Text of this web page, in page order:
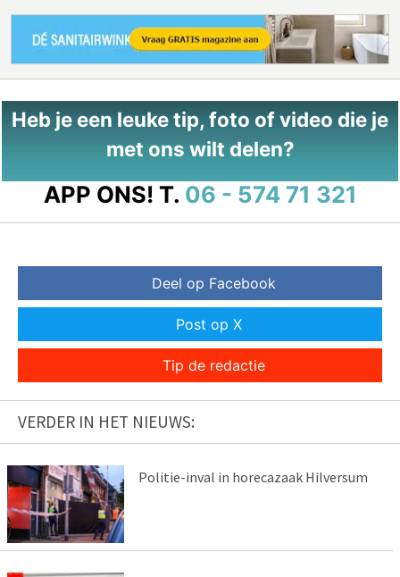
Heb je een leuke tip, foto of video die je
met ons wilt delen?
APP ONS! T. 06 - 574 71 321
Deel op Facebook
Post op X
Tip de redactie
VERDER IN HET NIEUWS:
Politie-inval in horecazaak Hilversum